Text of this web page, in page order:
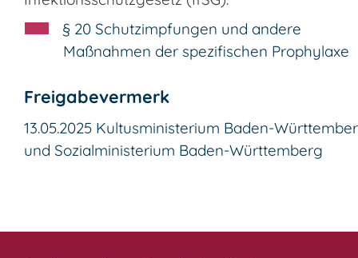
§ 20 Schutzimpfungen und andere
Maßnahmen der spezifischen Prophylaxe
Freigabevermerk
13.05.2025 Kultusministerium Baden-
und Sozialministerium Baden-Württemberg